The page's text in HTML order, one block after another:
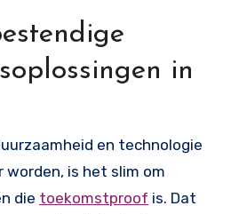
in
en technologie
is het slim om
die toekomstproof is. Dat